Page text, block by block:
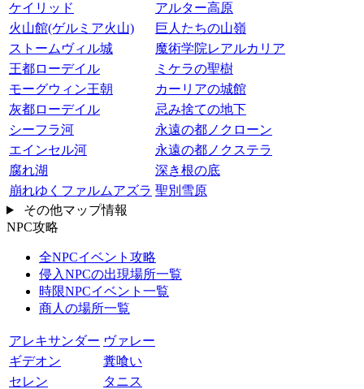
ケイリッド
アルター高原
火山館(ゲルミア火山)
巨人たちの山嶺
ストームヴィル城
魔術学院レアルカリア
王都ローデイル
ミケラの聖樹
モーグウィン王朝
カーリアの城館
灰都ローデイル
忌み捨ての地下
シーフラ河
永遠の都ノクローン
エインセル河
永遠の都ノクステラ
腐れ湖
深き根の底
崩れゆくファルムアズラ 聖別雪原
その他マップ情報
NPC攻略
全NPCイベント攻略
侵入NPCの出現場所一覧
時限NPCイベント一覧
商人の場所一覧
アレキサンダー ヴァレー
ギデオン
糞喰い
セレン
タニス